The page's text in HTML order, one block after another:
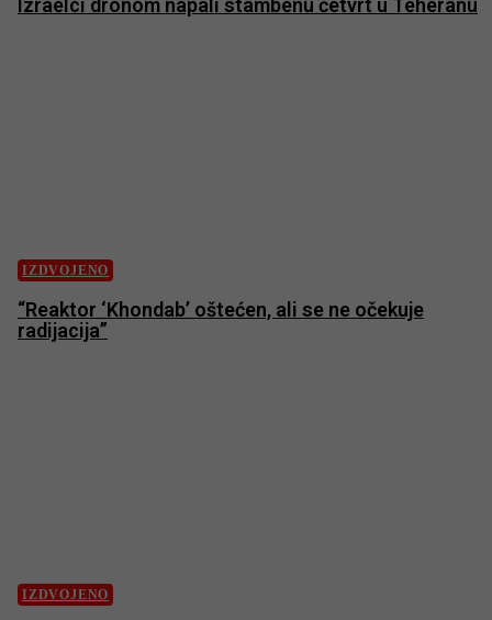
Izraelci dronom napali stambenu četvrt u Teheranu
IZDVOJENO
“Reaktor ‘Khondab’ oštećen, ali se ne očekuje
radijacija”
IZDVOJENO